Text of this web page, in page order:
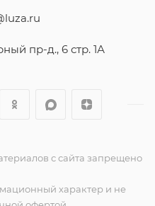
пр-д., 6 стр. 1А
с сайта запрещено
характер и не